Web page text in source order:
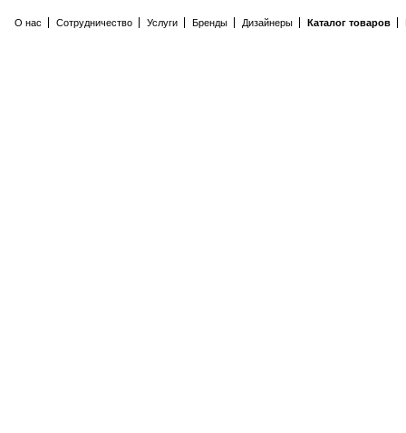
О нас Сотрудничество Услуги Бренды Дизайнеры Каталог товаров